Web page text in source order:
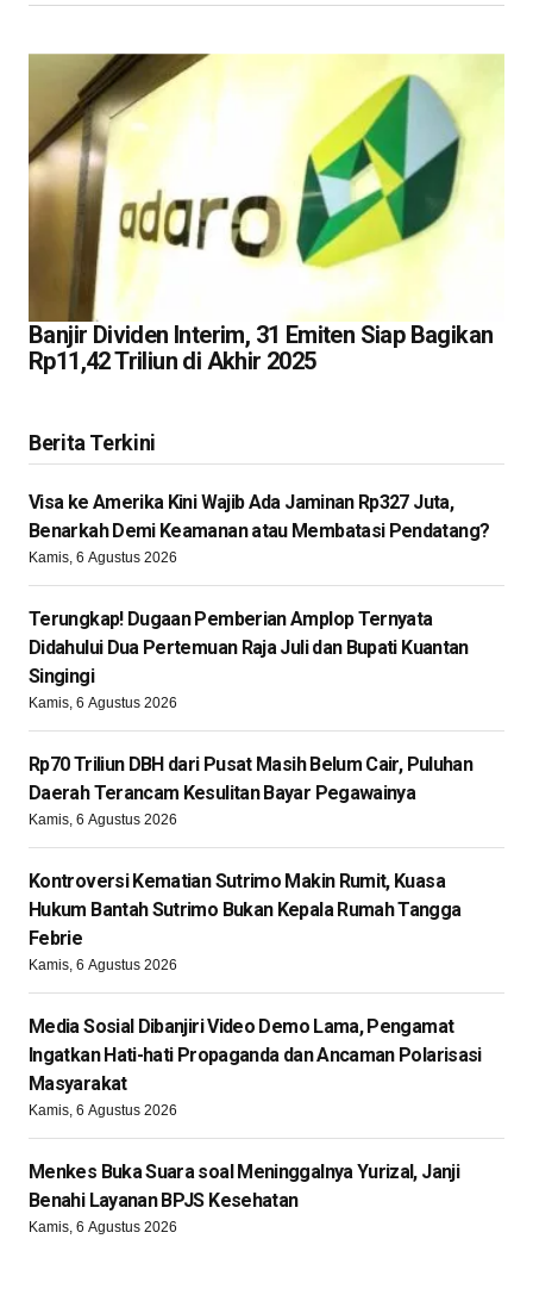
Banjir Dividen Interim, 31 Emiten Siap Bagikan
Rp11,42 Triliun di Akhir 2025
Berita Terkini
Visa ke Amerika Kini Wajib Ada Jaminan Rp327 Juta,
Benarkah Demi Keamanan atau Membatasi Pendatang?
Kamis, 6 Agustus 2026
Terungkap! Dugaan Pemberian Amplop Ternyata
Didahului Dua Pertemuan Raja Juli dan Bupati Kuantan
Singingi
Kamis, 6 Agustus 2026
Rp70 Triliun DBH dari Pusat Masih Belum Cair, Puluhan
Daerah Terancam Kesulitan Bayar Pegawainya
Kamis, 6 Agustus 2026
Kontroversi Kematian Sutrimo Makin Rumit, Kuasa
Hukum Bantah Sutrimo Bukan Kepala Rumah Tangga
Febrie
Kamis, 6 Agustus 2026
Media Sosial Dibanjiri Video Demo Lama, Pengamat
Ingatkan Hati-hati Propaganda dan Ancaman Polarisasi
Masyarakat
Kamis, 6 Agustus 2026
Menkes Buka Suara soal Meninggalnya Yurizal, Janji
Benahi Layanan BPJS Kesehatan
Kamis, 6 Agustus 2026